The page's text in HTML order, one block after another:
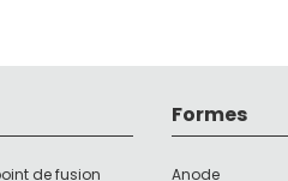
de fusion
Formes
Anode